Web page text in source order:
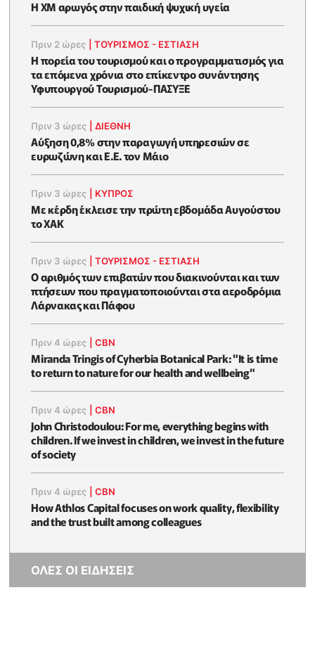
Η XM αρωγός στην παιδική ψυχική υγεία
Πριν 2 ώρες |ΤΟΥΡΙΣΜΟΣ - ΕΣΤΙΑΣΗ
Η πορεία του τουρισμού και ο προγραμματισμός για
τα επόμενα χρόνια στο επίκεντρο συνάντησης
Υφυπουργού Τουρισμού-ΠΑΣΥΞΕ
Πριν 3 ώρες |ΔΙΕΘΝΗ
Αύξηση 0,8% στην παραγωγή υπηρεσιών σε
ευρωζώνη και Ε.Ε. τον Μάιο
Πριν 3 ώρες ΚΥΠΡΟΣ
Με κέρδη έκλεισε την πρώτη εβδομάδα Αυγούστου
το ΧΑΚ
Πριν 3 ώρες |ΤΟΥΡΙΣΜΟΣ - ΕΣΤΙΑΣΗ
Ο αριθμός των επιβατών που διακινούνται και των
πτήσεων που πραγματοποιούνται στα αεροδρόμια
Λάρνακας και Πάφου
Πριν 4 ώρες |CBN
Miranda Tringis of Cyherbia Botanical Park: "It is time
to return to nature for our health and wellbeing"
Πριν 4 ώρες |CBN
John Christodoulou: For me, everything begins with
children. If we invest in children, we invest in the future
of society
Πριν 4 ώρες |CBN
How Athlos Capital focuses on work quality, flexibility
and the trust built among colleagues
ΟΛΕΣ ΟΙ ΕΙΔΗΣΕΙΣ